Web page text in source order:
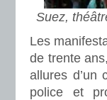
Suez,
Les
de trente
allures d’un
police et